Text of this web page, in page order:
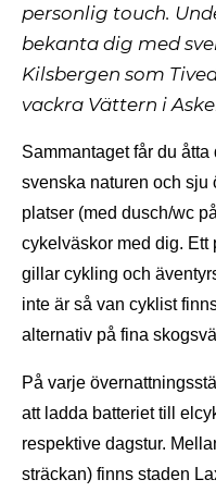
personlig touch.
bekanta dig med
Kilsbergen som
vackra Vättern i
Sammantaget får du
svenska naturen och sju
platser (med dusch/wc
cykelväskor med dig. Ett
gillar cykling och
inte är så van cyklist
alternativ på fina
På varje
att ladda batteriet till
respektive dagstur.
sträckan) finns staden